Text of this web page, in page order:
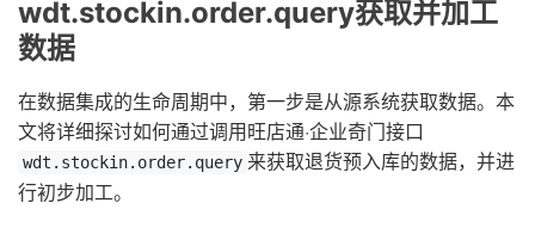
wdt.stockin.order.query获取并加工
数据
在数据集成的生命周期中，第一步是从源系统获取数据。本
文将详细探讨如何通过调用旺店通·企业奇门接口
wdt.stockin.order.query 来获取退货预入库的数据，并进
行初步加工。